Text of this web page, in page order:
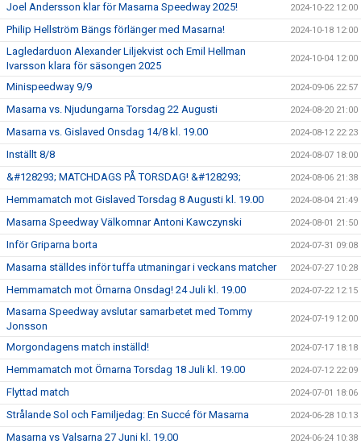
Joel Andersson klar för Masarna Speedway 2025! 2024-10-22 12:00
Philip Hellström Bängs förlänger med Masarna! 2024-10-18 12:00
Lagledarduon Alexander Liljekvist och Emil Hellman
Ivarsson klara för säsongen 2025
2024-10-04 12:00
Minispeedway 9/9 2024-09-06 22:57
Masarna vs. Njudungarna Torsdag 22 Augusti 2024-08-20 21:00
Masarna vs. Gislaved Onsdag 14/8 kl. 19.00 2024-08-12 22:23
Inställt 8/8 2024-08-07 18:00
&#128293; MATCHDAGS PÅ TORSDAG! &#128293; 2024-08-06 21:38
Hemmamatch mot Gislaved Torsdag 8 Augusti kl. 19.00 2024-08-04 21:49
Masarna Speedway Välkomnar Antoni Kawczynski 2024-08-01 21:50
Inför Griparna borta 2024-07-31 09:08
Masarna ställdes inför tuffa utmaningar i veckans matcher 2024-07-27 10:28
Hemmamatch mot Örnarna Onsdag! 24 Juli kl. 19.00 2024-07-22 12:15
Masarna Speedway avslutar samarbetet med Tommy
Jonsson
2024-07-19 12:00
Morgondagens match inställd! 2024-07-17 18:18
Hemmamatch mot Örnarna Torsdag 18 Juli kl. 19.00 2024-07-12 22:09
Flyttad match 2024-07-01 18:06
Strålande Sol och Familjedag: En Succé för Masarna 2024-06-28 10:13
Masarna vs Valsarna 27 Juni kl. 19.00 2024-06-24 10:38